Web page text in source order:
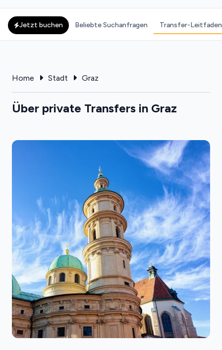
Jetzt buchen Beliebte Suchanfragen Transfer-Leitfaden
Home Stadt Graz
Über private Transfers in Graz